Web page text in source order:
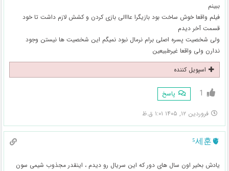
ببینم
فیلم واقعا خوش ساخت بود بازیگرا عااالی بازی کردن و کشش لازم داشت تا خود
قسمت آخر دیدم
ولی شخصیت پسره اصلی برام نرمال نبود نمیگم این شخصیت ها نیستن وجود
ندارن ولی واقعا غیرطبیعین
اسپویل کننده
1 پاسخ
فروردین ۱۲, ۱۴۰۵ ۱:۰۱ ق.ظ
⁵세훈🫀
یادش بخیر اون سال های دور که این سریال رو دیدم ، اینقدر مجذوب شیمی سون